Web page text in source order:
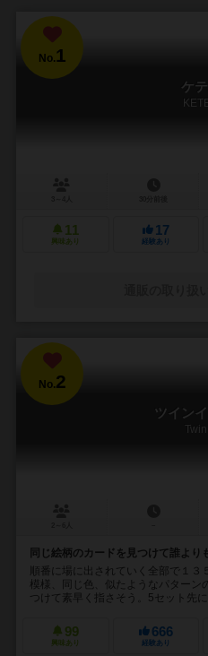
No.1
ケ
11
興味あり
17
経験あり
No.2
ツインイ
同じ絵柄のカードを見つけて誰より
順番に場に出されていく全部で１
模様、同じ色、似たようなパターン
つけて素早く指さそう。5セット先
99
興味あり
666
経験あり